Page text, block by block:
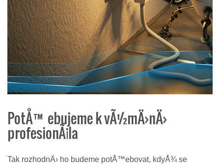
PotÅ™ebujeme k vÃ½mÄ›nÄ›
profesionÃ¡la
Tak rozhodnÄ› ho budeme potÅ™ebovat, kdyÅ¾ se